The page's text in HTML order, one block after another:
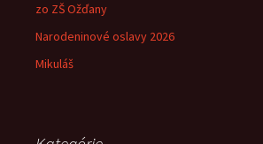
zo ZŠ Ožďany
Narodeninové oslavy 2026
Mikuláš